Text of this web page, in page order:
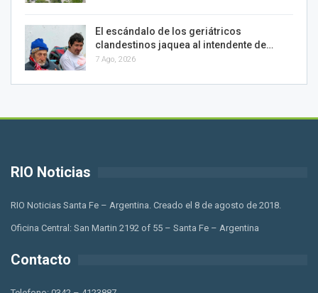
El escándalo de los geriátricos
clandestinos jaquea al intendente de…
7 Ago, 2026
RIO Noticias
RIO Noticias Santa Fe – Argentina. Creado el 8 de agosto de 2018.
Oficina Central: San Martin 2192 of 55 – Santa Fe – Argentina
Contacto